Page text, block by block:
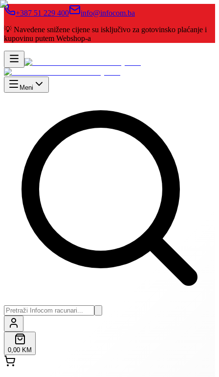
+387 51 229 400
info@infocom.ba
💡 Navedene snižene cijene su isključivo za gotovinsko plaćanje i
kupovinu putem Webshop-a
Meni
0,00 KM